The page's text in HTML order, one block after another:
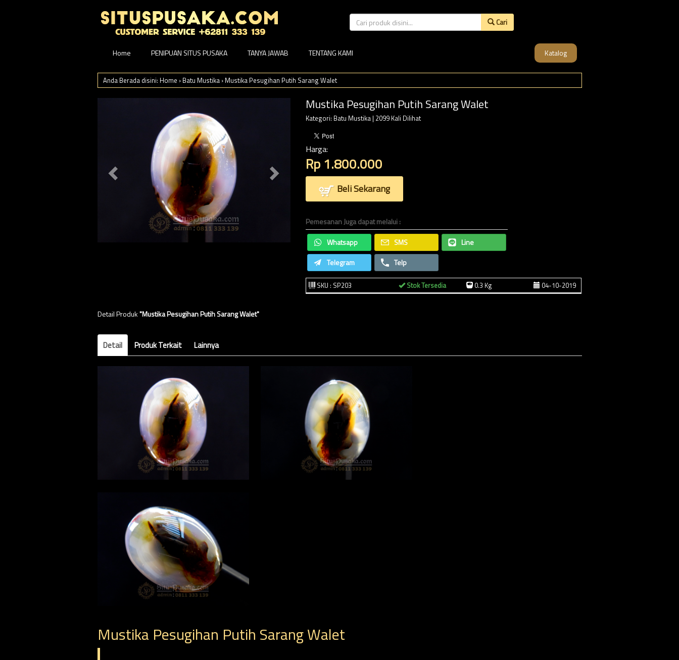
Cari
Home PENIPUAN SITUS PUSAKA TANYA JAWAB TENTANG KAMI Katalog
Anda Berada disini: Home › Batu Mustika › Mustika Pesugihan Putih Sarang Walet
Mustika Pesugihan Putih Sarang Walet
Kategori: Batu Mustika| 2099 Kali Dilihat
Harga:
Rp 1.800.000
Beli Sekarang
Pemesanan Juga dapat melalui :
Whatsapp
SMS
Line
Telegram
Telp
SKU : SP203 Stok Tersedia 0.3 Kg 04-10-2019
Detail Produk"Mustika Pesugihan Putih Sarang Walet"
Detail Produk Terkait Lainnya
Mustika Pesugihan Putih Sarang Walet